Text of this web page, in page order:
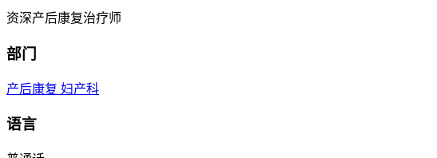
资深产后康复治疗师
部门
产后康复 妇产科
语言